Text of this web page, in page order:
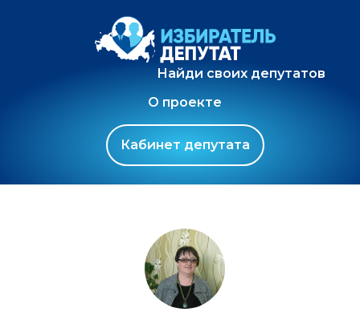
Найди своих депутатов
О проекте
Кабинет депутата